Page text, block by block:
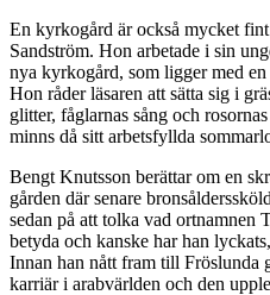
En kyrkogård är också mycket
Sandström. Hon arbetade i sin
nya kyrkogård, som ligger med
Hon råder läsaren att sätta sig i
glitter, fåglarnas sång och
minns då sitt arbetsfyllda
Bengt Knutsson berättar om en
gården där senare
sedan på att tolka vad ortnamnen
betyda och kanske har han
Innan han nått fram till Fröslunda
karriär i arabvärlden och den